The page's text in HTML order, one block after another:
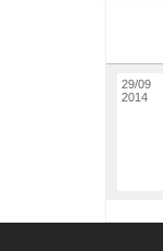
29/09
2014